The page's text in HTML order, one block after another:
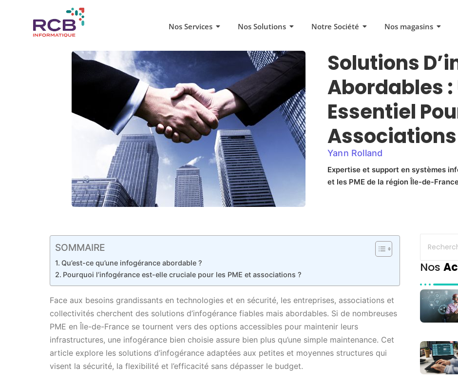
Nos Services Nos Solutions Notre Société Nos magasins
Solutions
Abordables :
Essentiel
Associations
Yann Rolland
Expertise et support en systèmes
et les PME de la région Île-de-
SOMMAIRE
Qu’est-ce qu’une infogérance abordable ?
Pourquoi l’infogérance est-elle cruciale pour les PME et associations ?
Face aux besoins grandissants en technologies et en sécurité, les entreprises, associations et
collectivités cherchent des solutions d’infogérance fiables mais abordables. Si de nombreuses
PME en Île-de-France se tournent vers des options accessibles pour maintenir leurs
infrastructures, une infogérance bien choisie assure bien plus qu’une simple maintenance. Cet
article explore les solutions d’infogérance adaptées aux petites et moyennes structures qui
visent la sécurité, la flexibilité et l’efficacité sans dépasser le budget.
Nos